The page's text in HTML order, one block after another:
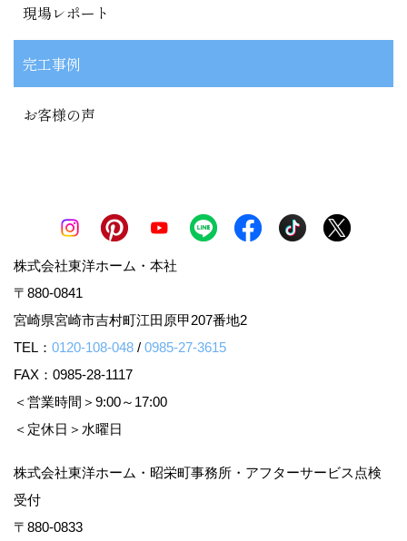
現場レポート
完工事例
お客様の声
株式会社東洋ホーム・本社
〒880-0841
宮崎県宮崎市吉村町江田原甲207番地2
TEL： 0120-108-048 / 0985-27-3615
FAX：0985-28-1117
＜営業時間＞9:00～17:00
＜定休日＞水曜日
株式会社東洋ホーム・昭栄町事務所・アフターサービス点検
受付
〒880-0833